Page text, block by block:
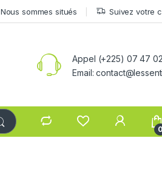
Nous sommes situés Suivez votre
Appel (+225) 07 47
Email:
0